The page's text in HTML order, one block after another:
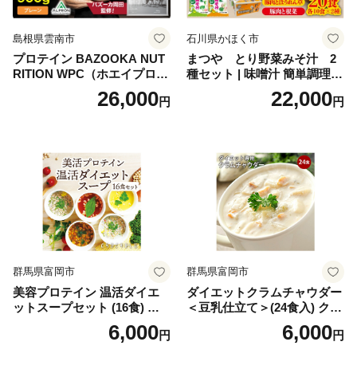
島根県雲南市
プロテイン BAZOOKA NUT
RITION WPC（ホエイプロテ
イン）＜プレーン＞ 900g｜
バズーカ岡田監修・植物由来
ロン [AIEN005]
26,000円
石川県かほく市
まつや とり野菜みそ汁 2
種セット | 味噌汁 簡単調理
お味噌 おみそ みそ とり野菜
時短料理 時短ごはん ご当地
22,000円
群馬県富岡市
美容プロテイン 温活ダイエ
ットスープセット (16食) 小
分け スープ 食べ比べ セット
詰合せ クラムチャウダー チ
6,000円
群馬県富岡市
ダイエットクラムチャウダー
＜豆乳仕立て＞(24食入) クラ
ムチャウダー 豆乳 ダイエッ
ト スープ プロテイン たんぱ
6,000円